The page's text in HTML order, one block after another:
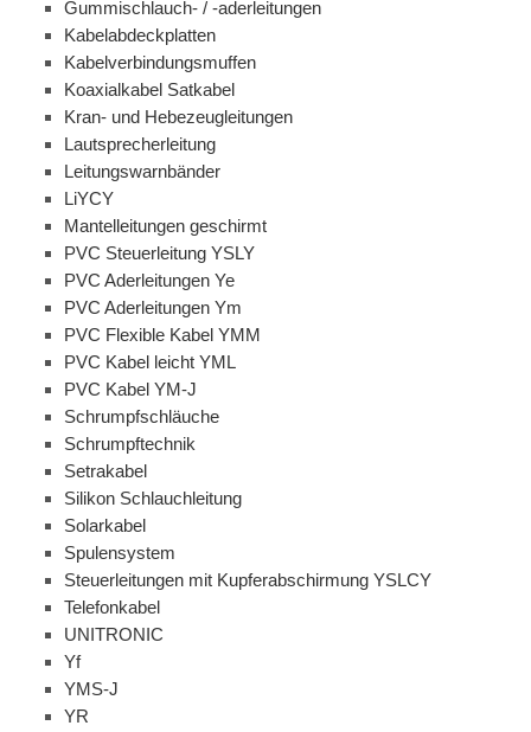
Gummischlauch- / -aderleitungen
Kabelabdeckplatten
Kabelverbindungsmuffen
Koaxialkabel Satkabel
Kran- und Hebezeugleitungen
Lautsprecherleitung
Leitungswarnbänder
LiYCY
Mantelleitungen geschirmt
PVC Steuerleitung YSLY
PVC Aderleitungen Ye
PVC Aderleitungen Ym
PVC Flexible Kabel YMM
PVC Kabel leicht YML
PVC Kabel YM-J
Schrumpfschläuche
Schrumpftechnik
Setrakabel
Silikon Schlauchleitung
Solarkabel
Spulensystem
Steuerleitungen mit Kupferabschirmung YSLCY
Telefonkabel
UNITRONIC
Yf
YMS-J
YR